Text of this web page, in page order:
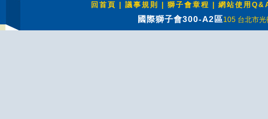
回首頁 議事規則 獅子會章程 網站使用
國際獅子會300-A2區105 台北市